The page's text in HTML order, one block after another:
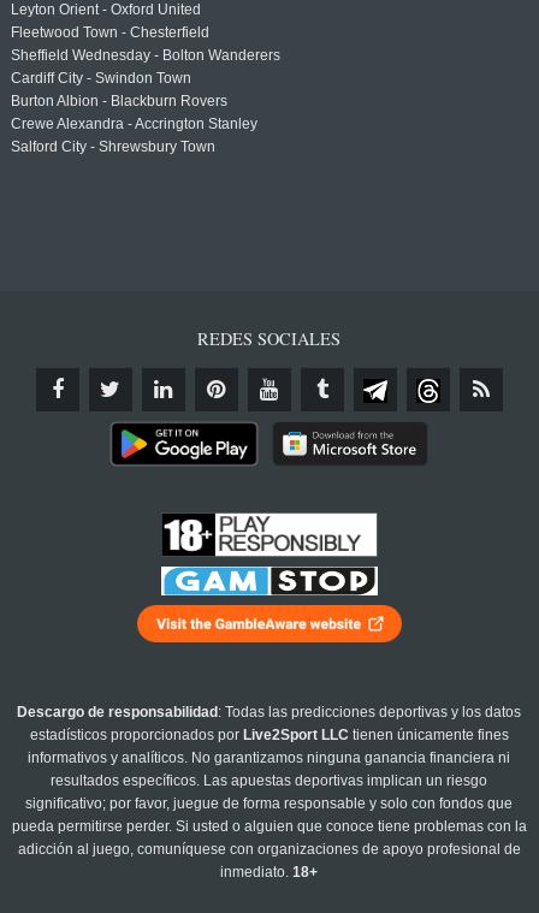
Leyton Orient - Oxford United
Fleetwood Town - Chesterfield
Sheffield Wednesday - Bolton Wanderers
Cardiff City - Swindon Town
Burton Albion - Blackburn Rovers
Crewe Alexandra - Accrington Stanley
Salford City - Shrewsbury Town
REDES SOCIALES
Descargo de responsabilidad : Todas las predicciones deportivas y los datos
estadísticos proporcionados por Live2Sport LLC tienen únicamente fines
informativos y analíticos. No garantizamos ninguna ganancia financiera ni
resultados específicos. Las apuestas deportivas implican un riesgo
significativo; por favor, juegue de forma responsable y solo con fondos que
pueda permitirse perder. Si usted o alguien que conoce tiene problemas con la
adicción al juego, comuníquese con organizaciones de apoyo profesional de
inmediato.18+